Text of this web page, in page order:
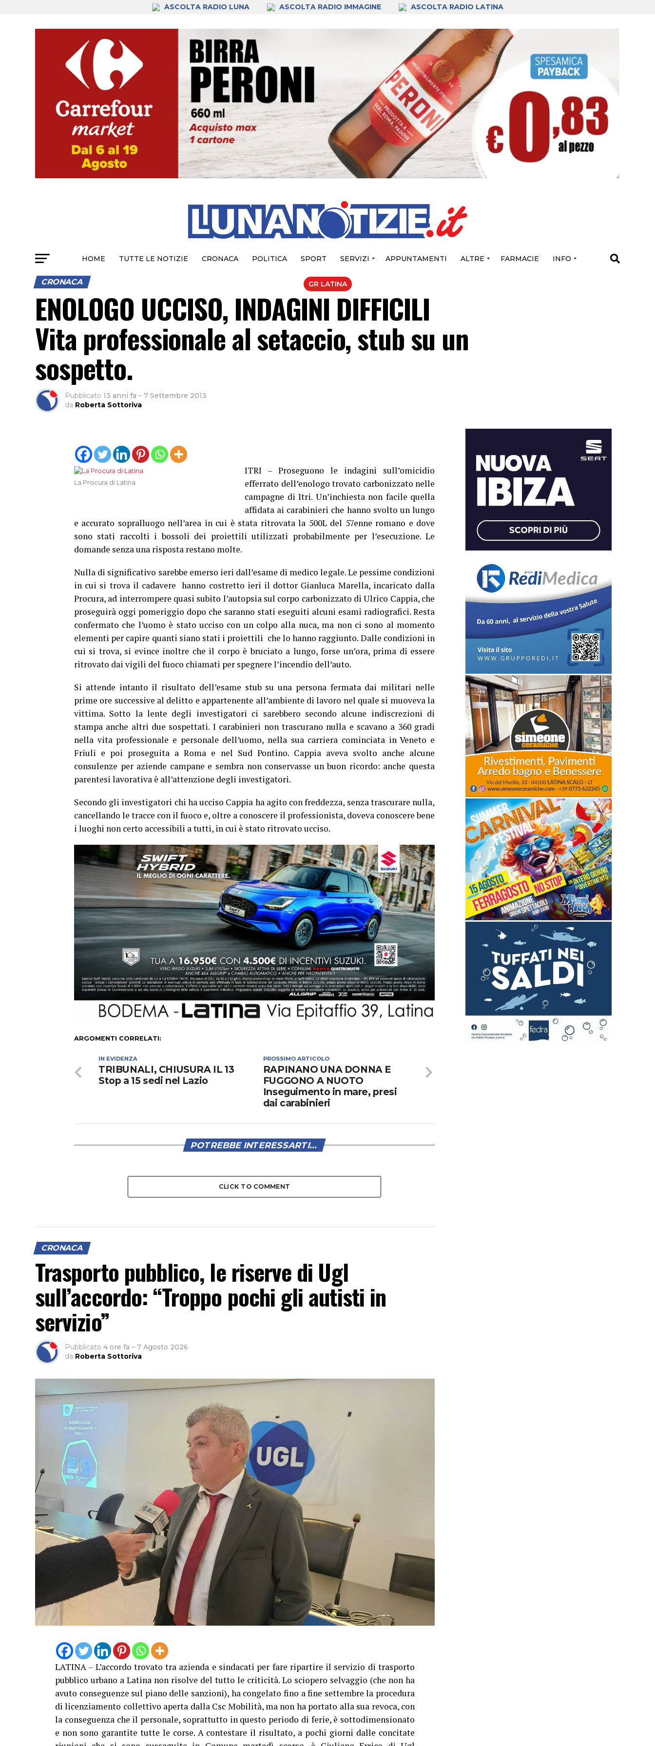
ASCOLTA RADIO LUNA ASCOLTA RADIO IMMAGINE ASCOLTA RADIO LATINA
HOME TUTTE LE NOTIZIE CRONACA POLITICA SPORT SERVIZI APPUNTAMENTI ALTRE FARMACIE INFO
GR LATINA
CRONACA
ENOLOGO UCCISO, INDAGINI DIFFICILI
Vita professionale al setaccio, stub su un
sospetto.
Pubblicato 13 anni fa – 7 Settembre 2013
da Roberta Sottoriva
La Procura di Latina
ITRI – Proseguono le indagini sull’omicidio
efferrato dell’enologo trovato carbonizzato nelle
campagne di Itri. Un’inchiesta non facile quella
affidata ai carabinieri che hanno svolto un lungo
e accurato sopralluogo nell’area in cui è stata ritrovata la 500L del 57enne romano e dove
sono stati raccolti i bossoli dei proiettili utilizzati probabilmente per l’esecuzione. Le
domande senza una risposta restano molte.
Nulla di significativo sarebbe emerso ieri dall’esame di medico legale. Le pessime condizioni
in cui si trova il cadavere hanno costretto ieri il dottor Gianluca Marella, incaricato dalla
Procura, ad interrompere quasi subito l’autopsia sul corpo carbonizzato di Ulrico Cappia, che
proseguirà oggi pomeriggio dopo che saranno stati eseguiti alcuni esami radiografici. Resta
confermato che l’uomo è stato ucciso con un colpo alla nuca, ma non ci sono al momento
elementi per capire quanti siano stati i proiettili che lo hanno raggiunto. Dalle condizioni in
cui si trova, si evince inoltre che il corpo è bruciato a lungo, forse un’ora, prima di essere
ritrovato dai vigili del fuoco chiamati per spegnere l’incendio dell’auto.
Si attende intanto il risultato dell’esame stub su una persona fermata dai militari nelle
prime ore successive al delitto e appartenente all’ambiente di lavoro nel quale si muoveva la
vittima. Sotto la lente degli investigatori ci sarebbero secondo alcune indiscrezioni di
stampa anche altri due sospettati. I carabinieri non trascurano nulla e scavano a 360 gradi
nella vita professionale e personale dell’uomo, nella sua carriera cominciata in Veneto e
Friuli e poi proseguita a Roma e nel Sud Pontino. Cappia aveva svolto anche alcune
consulenze per aziende campane e sembra non conservasse un buon ricordo: anche questa
parentesi lavorativa è all’attenzione degli investigatori.
Secondo gli investigatori chi ha ucciso Cappia ha agito con freddezza, senza trascurare nulla,
cancellando le tracce con il fuoco e, oltre a conoscere il professionista, doveva conoscere bene
i luoghi non certo accessibili a tutti, in cui è stato ritrovato ucciso.
ARGOMENTI CORRELATI:
PROSSIMO ARTICOLO
RAPINANO UNA DONNA E
FUGGONO A NUOTO
Inseguimento in mare, presi
dai carabinieri
IN EVIDENZA
TRIBUNALI, CHIUSURA IL 13
Stop a 15 sedi nel Lazio
POTREBBE INTERESSARTI...
CLICK TO COMMENT
CRONACA
Trasporto pubblico, le riserve di Ugl
sull’accordo: “Troppo pochi gli autisti in
servizio”
Pubblicato 4 ore fa – 7 Agosto 2026
da Roberta Sottoriva
LATINA – L’accordo trovato tra azienda e sindacati per fare ripartire il servizio di trasporto
pubblico urbano a Latina non risolve del tutto le criticità. Lo sciopero selvaggio (che non ha
avuto conseguenze sul piano delle sanzioni), ha congelato fino a fine settembre la procedura
di licenziamento collettivo aperta dalla Csc Mobilità, ma non ha portato alla sua revoca, con
la conseguenza che il personale, soprattutto in questo periodo di ferie, è sottodimensionato
e non sono garantite tutte le corse. A contestare il risultato, a pochi giorni dalle concitate